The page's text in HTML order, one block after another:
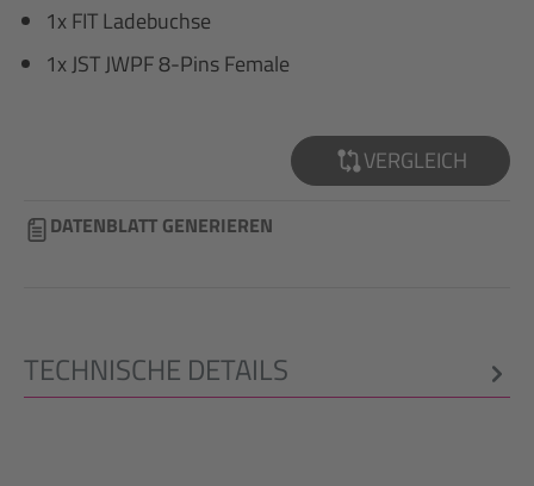
1x FIT Ladebuchse
1x JST JWPF 8-Pins Female
VERGLEICH
DATENBLATT GENERIEREN
TECHNISCHE DETAILS